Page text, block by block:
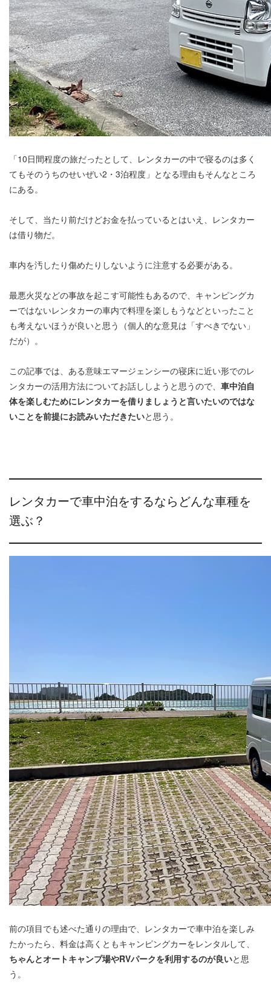
「10日間程度の旅だったとして、レンタカーの中で寝るのは多く
てもそのうちのせいぜい2・3泊程度」となる理由もそんなところ
にある。
そして、当たり前だけどお金を払っているとはいえ、レンタカー
は借り物だ。
車内を汚したり傷めたりしないように注意する必要がある。
最悪火災などの事故を起こす可能性もあるので、キャンピングカ
ーではないレンタカーの車内で料理を楽しもうなどといったこと
も考えないほうが良いと思う（個人的な意見は「すべきでない」
だが）。
この記事では、ある意味エマージェンシーの寝床に近い形でのレ
ンタカーの活用方法についてお話ししようと思うので、 車中泊自
体を楽しむためにレンタカーを借りましょうと言いたいのではな
いことを前提にお読みいただきたいと思う。
レンタカーで車中泊をするならどんな車種を
選ぶ？
前の項目でも述べた通りの理由で、レンタカーで車中泊を楽しみ
たかったら、料金は高くともキャンピングカーをレンタルして、
ちゃんとオートキャンプ場やRVパークを利用するのが良いと思
う。